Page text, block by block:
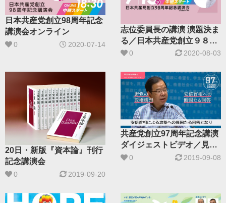
日本共産党創立98周年記念
講演会オンライン
0 2020-07-14
志位委員長の講演 演題決ま
る／日本共産党創立９８周
年記念講演会オンライン
0 2020-08-03
20日・新版『資本論』刊行
記念講演会
0 2019-09-20
共産党創立97周年記念講演
ダイジェストビデオ／見る
「集い」津々浦々で
0 2019-09-08